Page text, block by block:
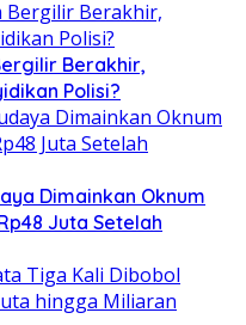
Berakhir,
Polisi?
Dimainkan Oknum
Juta Setelah